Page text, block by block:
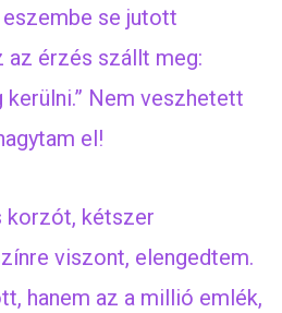
se jutott
az érzés szállt meg:
kerülni.” Nem veszhetett
el!
korzót, kétszer
viszont, elengedtem.
hanem az a millió emlék,